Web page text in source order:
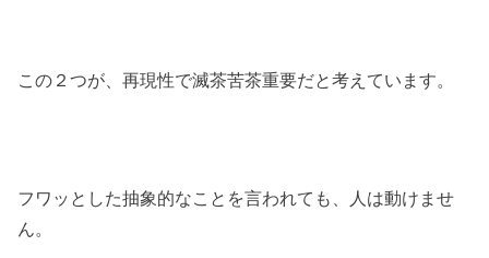
この２つが、再現性で滅茶苦茶重要だと考えています。
フワッとした抽象的なことを言われても、人は動けませ
ん。